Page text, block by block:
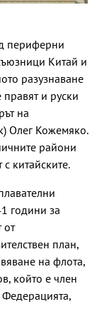
периферни
Китай и
разузнаване
и руски
на
Олег Кожемяко.
райони
китайските.
години за
от
план,
на флота,
който е член